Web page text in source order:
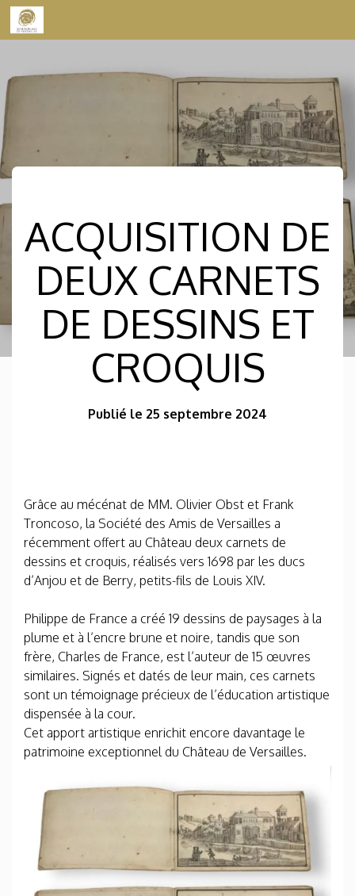
Skip to content
ACQUISITION DE
DEUX CARNETS
DE DESSINS ET
CROQUIS
Publié le 25 septembre 2024
Grâce au mécénat de MM. Olivier Obst et Frank
Troncoso, la Société des Amis de Versailles a
récemment offert au Château deux carnets de
dessins et croquis, réalisés vers 1698 par les ducs
d’Anjou et de Berry, petits-fils de Louis XIV.
Philippe de France a créé 19 dessins de paysages à la
plume et à l’encre brune et noire, tandis que son
frère, Charles de France, est l’auteur de 15 œuvres
similaires. Signés et datés de leur main, ces carnets
sont un témoignage précieux de l’éducation artistique
dispensée à la cour.
Cet apport artistique enrichit encore davantage le
patrimoine exceptionnel du Château de Versailles.